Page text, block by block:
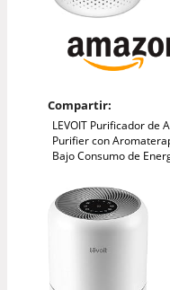
Compartir:
LEVOIT Purificador de
Purifier con
Bajo Consumo de